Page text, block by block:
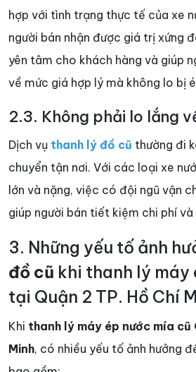
hợp với tình trạng thực tế của xe
người bán nhận được giá trị xứng
yên tâm cho khách hàng và giúp
về mức giá hợp lý mà không lo bị
2.3. Không phải lo lắng
Dịch vụ thanh lý đồ cũ thường đi
chuyển tận nơi. Với các loại xe
lớn và nặng, việc có đội ngũ vận
giúp người bán tiết kiệm chi phí
3. Những yếu tố ảnh
đồ cũ khi thanh lý máy
tại Quận 2 TP. Hồ Chí
Khi thanh lý máy ép nước mía cũ
Minh, có nhiều yếu tố ảnh hưởng